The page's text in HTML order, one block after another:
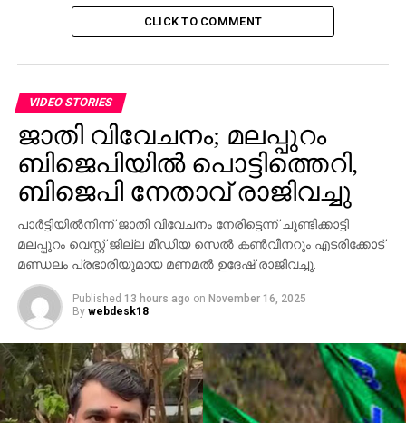
അവശേഷിക്കുന്നത് രാജ്യത്തിന്റെ ഫുട്‌ബോള്‍
ഫാക്ടറികളെന്ന് വിശേഷിപ്പിക്കാവുന്ന രണ്ടു ദേശങ്ങളിലെ
ബ്ലാസ്റ്റേഴ്‌സും ഇന്ത്യന്‍ ക്രിക്കറ്റിലെ ദാദ എന്ന്
വിളിപ്പേരുള്ള സൗരവ് ഗാംഗുലിയുടെ അത്‌ലറ്റികൊ ഡി
കൊല്‍ക്കത്തയും. കഴിഞ്ഞ സീസണില്‍ കൈവിട്ടു പോയ
കിരീടം തിരികെ പിടിക്കാമെന്ന കിനാക്കളുമായാണ്
കൊല്‍ക്കത്ത ഇറങ്ങുന്നത്.
സീസണില്‍ രണ്ടു വട്ടം മാത്രം തോല്‍വിയറിഞ്ഞ
ദാദയുടെ സംഘത്തിന് മാത്രമാണ് ബ്ലാസ്റ്റേഴ്‌സിനെ
കൊച്ചിയുടെ മണ്ണില്‍ തോല്‍പിക്കാന്‍ കഴിഞ്ഞത്. പക്ഷേ
ചരിത്രത്തില്‍ കാര്യമില്ലെന്ന് ഇരു പരിശീലകരും
സമ്മതിക്കുന്നു. ഇന്നത്തെ ഉത്സവ രാത്രിയില്‍ താരങ്ങള്‍
കളത്തിലിറങ്ങുമ്പോള്‍ കിരീടം മാത്രമാണ് ലക്ഷ്യം.
ജൈത്രയാത്ര തുടരാന്‍
മോശമായിരുന്നു സീസണില്‍ കേരളത്തിന്റെ തുടക്കം,
CLICK TO COMMENT
VIDEO STORIES
ജാതി വിവേചനം; മലപ്പുറം
ബിജെപിയില്‍ പൊട്ടിത്തെറി,
ബിജെപി നേതാവ് രാജിവച്ചു
പാര്‍ട്ടിയില്‍നിന്ന് ജാതി വിവേചനം നേരിട്ടെന്ന് ചൂണ്ടിക്കാട്ടി
മലപ്പുറം വെസ്റ്റ് ജില്ല മീഡിയ സെല്‍ കണ്‍വീനറും എടരിക്കോട്
മണ്ഡലം പ്രഭാരിയുമായ മണമല്‍ ഉദേഷ് രാജിവച്ചു.
Published 13 hours ago on November 16, 2025
By webdesk18